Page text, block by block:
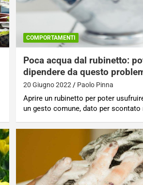
COMPORTAMENTI
Poca acqua dal rubinetto:
dipendere da questo
20 Giugno 2022 Paolo Pinna
Aprire un rubinetto per poter
un gesto comune, dato per scontato